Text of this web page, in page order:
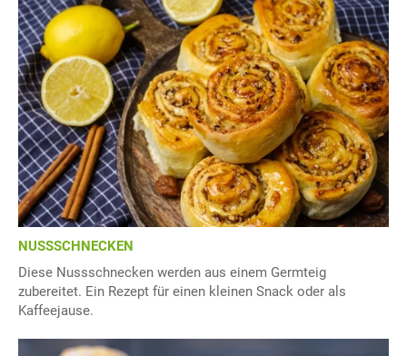
NUSSSCHNECKEN
Diese Nussschnecken werden aus einem Germteig
zubereitet. Ein Rezept für einen kleinen Snack oder als
Kaffeejause.